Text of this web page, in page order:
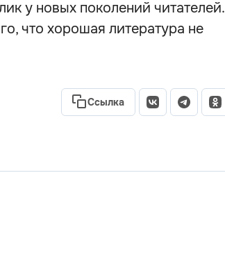
у новых поколений читателей.
что хорошая литература не
Ссылка